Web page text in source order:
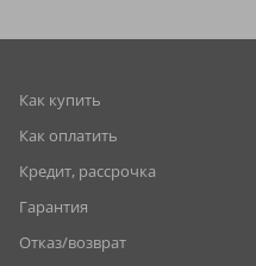
Как купить
Как оплатить
Кредит, рассрочка
Гарантия
Отказ/возврат